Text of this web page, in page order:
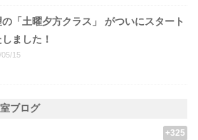
「土曜夕方クラス」 がついにスタート
しました！
05/15
ブログ
+325